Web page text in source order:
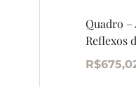
Quadro
Reflexos
R$